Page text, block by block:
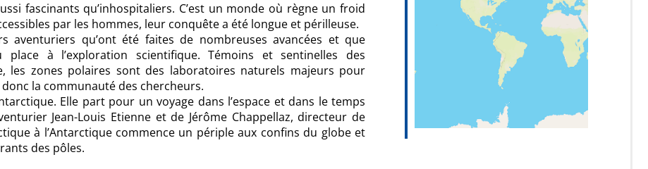
fascinants qu’inhospitaliers. C’est un monde où règne un froid
par les hommes, leur conquête a été longue et périlleuse.
aventuriers qu’ont été faites de nombreuses avancées et que
à l’exploration scientifique. Témoins et sentinelles des
les zones polaires sont des laboratoires naturels majeurs pour
la communauté des chercheurs.
Elle part pour un voyage dans l’espace et dans le temps
Jean-Louis Etienne et de Jérôme Chappellaz, directeur de
à l’Antarctique commence un périple aux confins du globe et
des pôles.